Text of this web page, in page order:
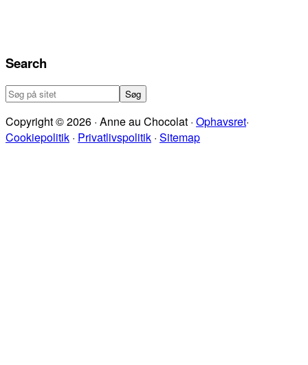
Search
Søg
sitet
Copyright © 2026 · Anne au Chocolat · Ophavsret·
Cookiepolitik · Privatlivspolitik · Sitemap